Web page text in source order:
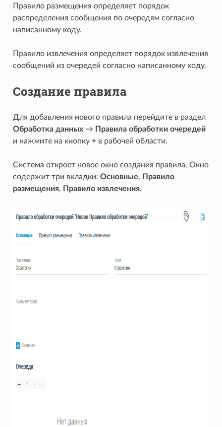
Правило размещения определяет порядок
распределения сообщения по очередям согласно
написанному коду.
Правило извлечения определяет порядок извлечения
сообщений из очередей согласно написанному коду.
Создание правила
Для добавления нового правила перейдите в раздел
Обработка данных→ Правила обработки очередей
и нажмите на кнопку +в рабочей области.
Система откроет новое окно создания правила. Окно
содержит три вкладки: Основные, Правило
размещения, Правило извлечения.